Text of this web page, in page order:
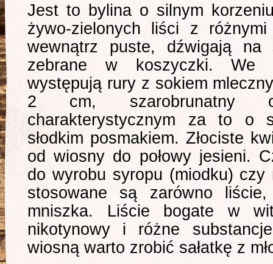
Jest to bylina o silnym
żywo-zielonych liści z
wewnątrz puste, dźwigają na
zebrane w koszyczki. We
występują rury z sokiem
2 cm, szarobrunatny
charakterystycznym za to o
słodkim posmakiem. Złociste
od wiosny do połowy jesieni.
do wyrobu syropu (miodku)
stosowane są zarówno
mniszka. Liście bogate w
nikotynowy i różne
wiosną warto zrobić sałatkę z